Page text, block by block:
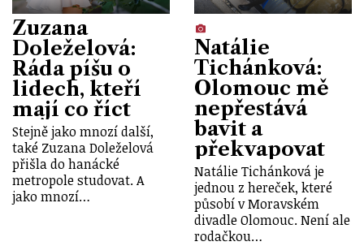
Zuzana
Doleželová:
Ráda píšu o
lidech, kteří
mají co říct
Stejně jako mnozí další,
také Zuzana Doleželová
přišla do hanácké
metropole studovat. A
jako mnozí…
Natálie
Tichánková:
Olomouc mě
nepřestává
bavit a
překvapovat
Natálie Tichánková je
jednou z hereček, které
působí v Moravském
divadle Olomouc. Není ale
rodačkou…